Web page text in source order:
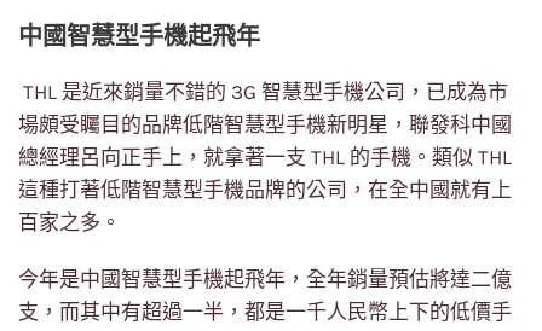
中國智慧型手機起飛年
THL 是近來銷量不錯的 3G 智慧型手機公司，已成為市
場頗受矚目的品牌低階智慧型手機新明星，聯發科中國
總經理呂向正手上，就拿著一支 THL 的手機。類似 THL
這種打著低階智慧型手機品牌的公司，在全中國就有上
百家之多。
今年是中國智慧型手機起飛年，全年銷量預估將達二億
支，而其中有超過一半，都是一千人民幣上下的低價手